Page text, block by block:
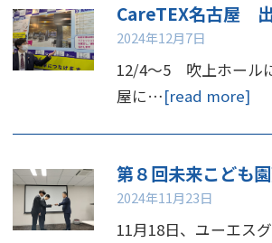
CareTEX名古屋
2024年12月7日
12/4～5 吹上ホール
屋に…[read more]
2024年11月23日
11月18日、ユーエス